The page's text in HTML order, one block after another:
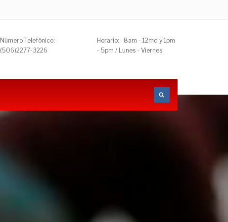
Número Telefónico:
(506)2277-3226
Horario: 8am - 12md y 1pm
- 5pm / Lunes - Viernes